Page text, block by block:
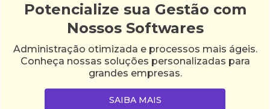
Potencialize sua Gestão com
Nossos Softwares
Administração otimizada e processos mais ágeis.
Conheça nossas soluções personalizadas para
grandes empresas.
SAIBA MAIS